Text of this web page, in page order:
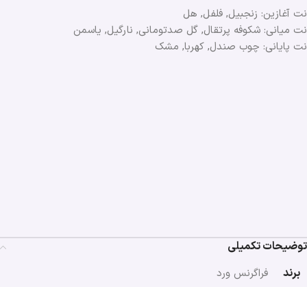
نت آغازین: زنجبیل, فلفل, هل
نت میانی: شکوفه پرتقال, گل صدتومانی, نارگیل, یاسمن
نت پایانی: چوب صندل, کهربا, مشک
توضیحات تکمیلی
برند
فراگرنس ورد